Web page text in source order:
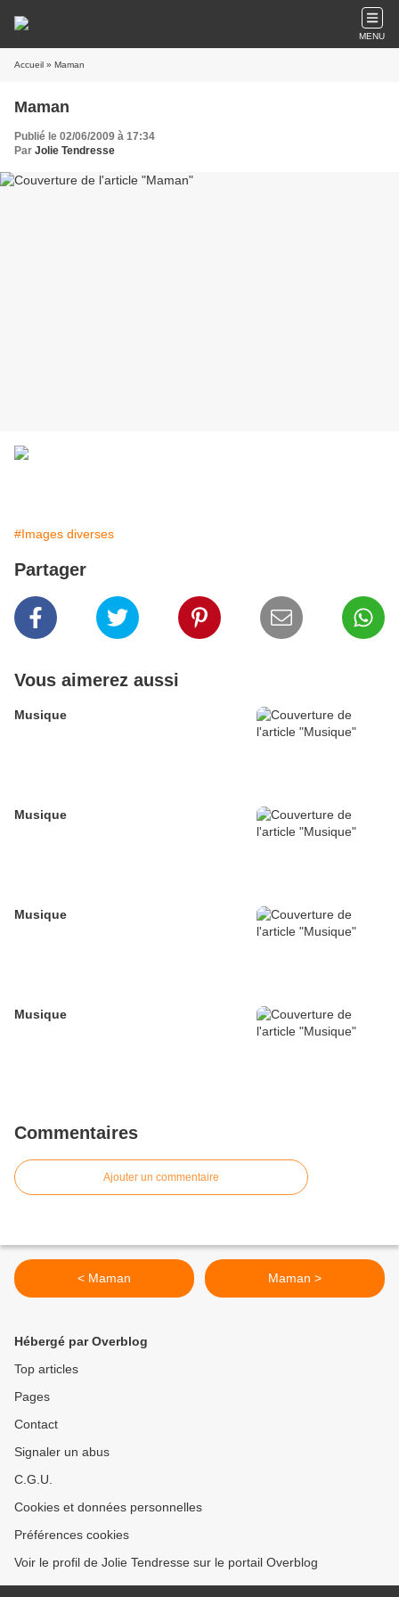
MENU
Accueil » Maman
Maman
Publié le 02/06/2009 à 17:34
Par Jolie Tendresse
#Images diverses
Partager
Vous aimerez aussi
Musique
Musique
Musique
Musique
Commentaires
Ajouter un commentaire
< Maman Maman >
Hébergé par Overblog
Top articles
Pages
Contact
Signaler un abus
C.G.U.
Cookies et données personnelles
Préférences cookies
Voir le profil de Jolie Tendresse sur le portail Overblog